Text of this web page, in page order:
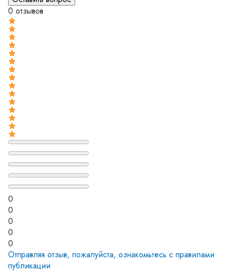
0 отзывов
0
0
0
0
0
Отправляя отзыв, пожалуйста, ознакомьтесь с правилами
публикации